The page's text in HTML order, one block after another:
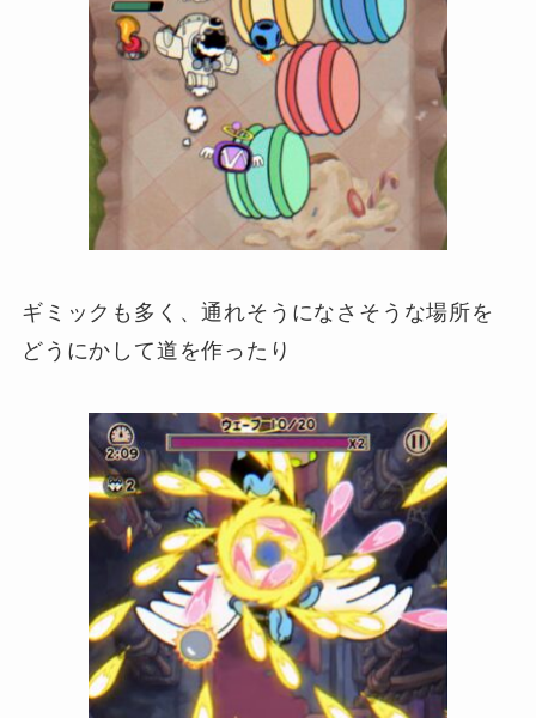
ギミックも多く、通れそうになさそうな場所を
どうにかして道を作ったり